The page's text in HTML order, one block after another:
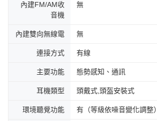
內建FM/AM收
音機
無
內建雙向無線電 無
連接方式 有線
主要功能 態勢感知、通訊
耳機類型 頭戴式,頭盔安裝式
環境聽覺功能 有（等級依噪音變化調整）